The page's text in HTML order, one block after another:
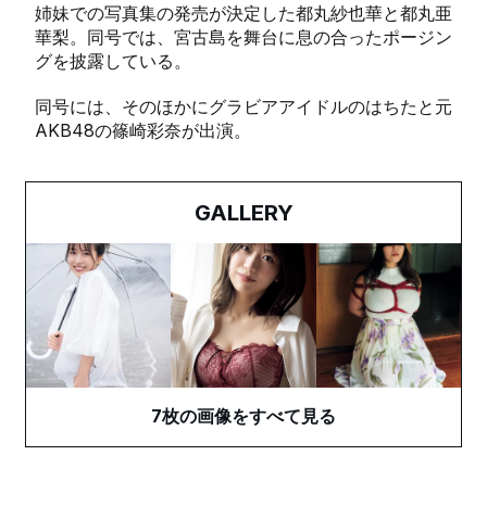
姉妹での写真集の発売が決定した都丸紗也華と都丸亜
華梨。同号では、宮古島を舞台に息の合ったポージン
グを披露している。
同号には、そのほかにグラビアアイドルのはちたと元
AKB48の篠崎彩奈が出演。
GALLERY
7枚の画像をすべて見る